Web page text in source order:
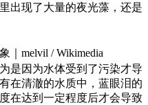
出现了大量的夜光藻，还是
｜melvil / Wikimedia
是因为水体受到了污染才导
在清澈的水质中，蓝眼泪的
在达到一定程度后才会导致